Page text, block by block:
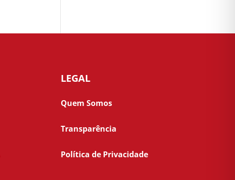
LEGAL
Quem Somos
Transparência
Política de Privacidade